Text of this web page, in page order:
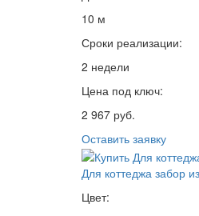
10 м
Сроки реализации:
2 недели
Цена под ключ:
2 967 руб.
Оставить заявку
Для коттеджа забор
Цвет: